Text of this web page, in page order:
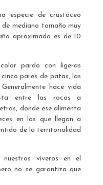
especie de crustáceo
mediano tamaño muy
aproximado es de 10
pardo con ligeras
pares de patas, las
hace vida
entre las rocas a
donde ese alimenta
en las que llegan a
de la territorialidad
viveros en el
no se garantiza que